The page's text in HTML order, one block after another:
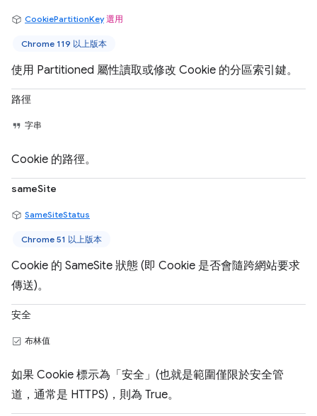
CookiePartitionKey 選用
Chrome 119 以上版本
使用 Partitioned 屬性讀取或修改 Cookie 的分區索引鍵。
路徑
字串
Cookie 的路徑。
sameSite
SameSiteStatus
Chrome 51 以上版本
Cookie 的 SameSite 狀態 (即 Cookie 是否會隨跨網站要求
傳送)。
安全
布林值
如果 Cookie 標示為「安全」(也就是範圍僅限於安全管
道，通常是 HTTPS)，則為 True。